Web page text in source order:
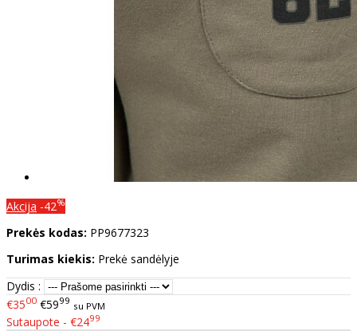
Akcija -42%
Prekės kodas: PP9677323
Turimas kiekis: Prekė sandėlyje
Dydis :
€3500 €5999 su PVM
Sutaupote - €2499